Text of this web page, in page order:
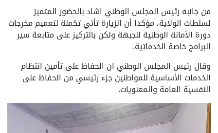
من جانبه رئيس المجلس الوطني اشاد بالحضور المتميز
لسلطات الولاية، مؤكدا أن الزيارة تأتي تكملة لتعميم مخرجات
دورة الأمانة الوطنية للجبهة ولكن بالتركيز على متابعة سير
البرامج خاصة الخدماتية.
وقال رئيس المجلس الوطني ان الحفاظ على تأمين انتظام
الخدمات الأساسية للمواطنين جزء رئيسي من الحفاظ على
النفسية العامة والمعنويات.